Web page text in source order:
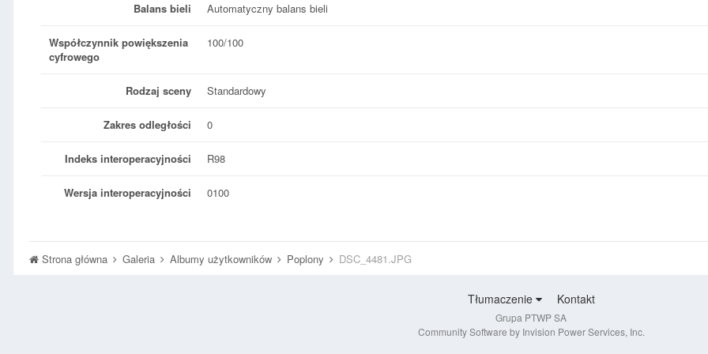
Balans bieli Automatyczny balans bieli
Współczynnik powiększenia
cyfrowego
100/100
Rodzaj sceny Standardowy
Zakres odległości 0
Indeks interoperacyjności R98
Wersja interoperacyjności 0100
Strona główna Galeria Albumy użytkowników Poplony DSC_4481.JPG
Tłumaczenie Kontakt
Grupa PTWP SA
Community Software by Invision Power Services, Inc.